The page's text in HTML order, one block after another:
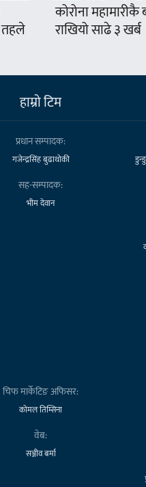
तहले
कोरोना
राखियो साढे ३ खर्ब
हाम्राे टिम
प्रधान सम्पादक:
गजेन्द्रसिंह बुढाथोकी
सह-सम्पादक:
भीम देवान
चिफ मार्केटिङ अफिसर:
कोमल तिम्सिना
वेब:
सञ्जीव बर्मा